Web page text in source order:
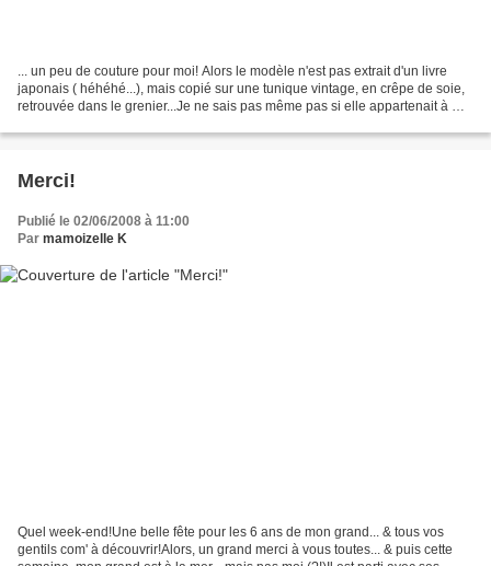
... un peu de couture pour moi! Alors le modèle n'est pas extrait d'un livre
japonais ( héhéhé...), mais copié sur une tunique vintage, en crêpe de soie,
retrouvée dans le grenier...Je ne sais pas même pas si elle appartenait à ma
Merci!
Publié le 02/06/2008 à 11:00
Par mamoizelle K
Quel week-end!Une belle fête pour les 6 ans de mon grand... & tous vos
gentils com' à découvrir!Alors, un grand merci à vous toutes... & puis cette